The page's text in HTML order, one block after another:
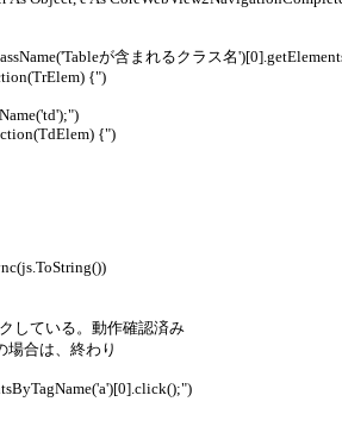
が含まれるクラス名
{")
{")
ている。動作確認済み
合は、終わり